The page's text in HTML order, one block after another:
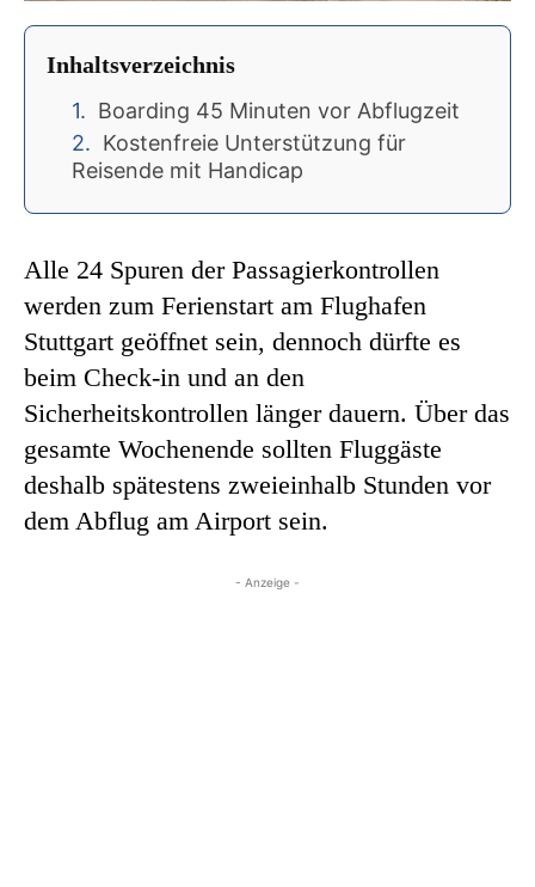
Inhaltsverzeichnis
Boarding 45 Minuten vor Abflugzeit
Kostenfreie Unterstützung für
Reisende mit Handicap
Alle 24 Spuren der Passagierkontrollen
werden zum Ferienstart am Flughafen
Stuttgart geöffnet sein, dennoch dürfte es
beim Check-in und an den
Sicherheitskontrollen länger dauern. Über das
gesamte Wochenende sollten Fluggäste
deshalb spätestens zweieinhalb Stunden vor
dem Abflug am Airport sein.
- Anzeige -